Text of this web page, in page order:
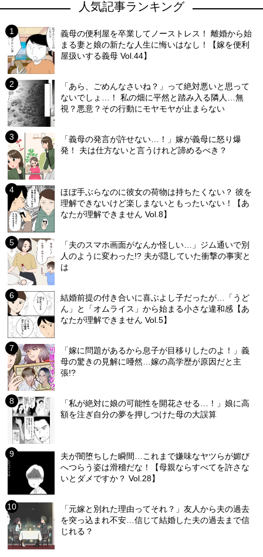
人気記事ランキング
義母の便利屋を卒業してノーストレス！ 離婚から始
まる妻と娘の新たな人生に悔いはなし！【嫁を便利
屋扱いする義母 Vol.44】
「あら、ごめんなさいね？」って絶対悪いと思って
ないでしょ…！ 私の畑に平然と踏み入る隣人…無
視？悪意？その行動にモヤモヤが止まらない
「義母の発言が許せない…！」嫁が義母に怒り爆
発！ 夫は仕方ないと言うけれど諦めるべき？
ほぼ手ぶらなのに彼女の荷物は持ちたくない？ 彼を
理解できないけど楽しまないともったいない！【あ
なたが理解できません Vol.8】
「夫のスマホ画面がなんか怪しい…」ジム通いで別
人のように変わった!? 夫が隠していた衝撃の事実と
は
結婚前提の付き合いに喜ぶよし子だったが…「うど
ん」と「オムライス」から始まる小さな違和感【あ
なたが理解できません Vol.5】
「嫁に問題があるから息子が目移りしたのよ！」義
母の驚きの見解に唖然…嫁の高学歴が原因だと主
張!?
「私が絶対に娘の可能性を開花させる…！」娘に高
額を注ぎ自分の夢を押しつけた母の大誤算
夫が闇堕ちした瞬間…これまで嫌味なヤツらが媚び
へつらう姿は滑稽だな！【母親ならすべてを許さな
いとダメですか？ Vol.28】
「元嫁と別れた理由ってそれ？」友人から夫の過去
を突っ込まれ不安…信じて結婚した夫の過去まで信
じれる？